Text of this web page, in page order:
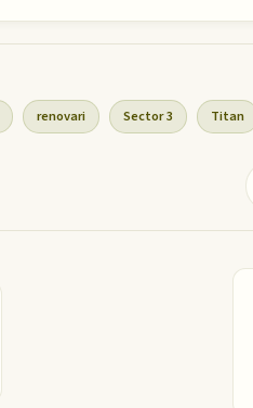
renovari Sector 3 Titan